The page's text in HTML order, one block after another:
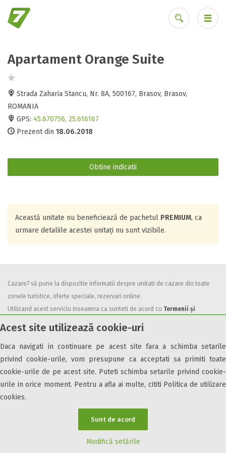
Acest site utilizează cookie-uri
Daca navigati in continuare pe acest site fara a schimba setarile
privind cookie-urile, vom presupune ca acceptati sa primiti toate
cookie-urile de pe acest site. Puteti schimba setarile privind cookie-
urile in orice moment. Pentru a afla ai multe, cititi Politica de utilizare
cookies.
Sunt de acord
Modifică setările
Ai uitat parola?
Apartament Orange Suite
Strada Zaharia Stancu, Nr. 8A, 500167, Brasov, Brasov,
ROMANIA
GPS: 45.670756, 25.616167
Prezent din 18.06.2018
Obtine indicatii
Această unitate nu beneficiează de pachetul PREMIUM, ca
urmare detaliile acestei unitați nu sunt vizibile.
Cazare7 vă pune la dispozitie informatii despre unitati de cazare din toate
zonele turistice, oferte speciale, rezervari online.
Utilizand acest serviciu inseamna ca sunteti de acord cu Termenii și
condițiile de utilizare.
© 2026 Cazare7. Toate drepturile rezervate.